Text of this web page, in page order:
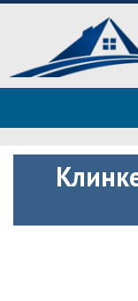
Roof tops
советы
Полезные советы